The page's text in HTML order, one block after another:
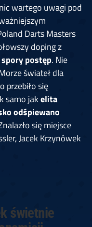
wartego uwagi pod
Darts Masters
doping z
postęp. Nie
świateł dla
przebiło się
samo jakelita
odśpiewano
się miejsce
Jacek Krzynówek
świetnie